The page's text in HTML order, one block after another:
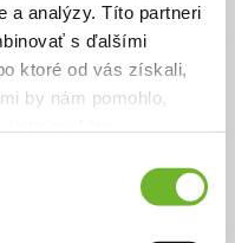
a analýzy. Títo partneri
s ďalšími
ktoré od vás získali,
by nám pomohlo,